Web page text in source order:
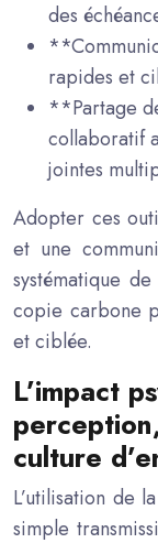
des
rapides et
**Partage
collaboratif
jointes
Adopter ces
et une
systématique
copie carbone
et ciblée.
L’impact
culture
L’utilisation de
simple